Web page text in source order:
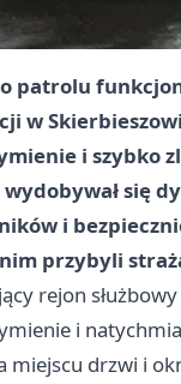
patrolu
w
i szybko
się
i
przybyli
rejon
i
miejscu drzwi i